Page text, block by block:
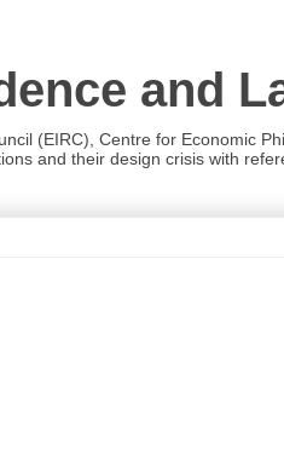
and
(EIRC), Centre for Economic
and their design crisis with